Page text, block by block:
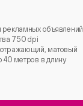
рекламных объявлений
750 dpi
матовый
40 метров в длину